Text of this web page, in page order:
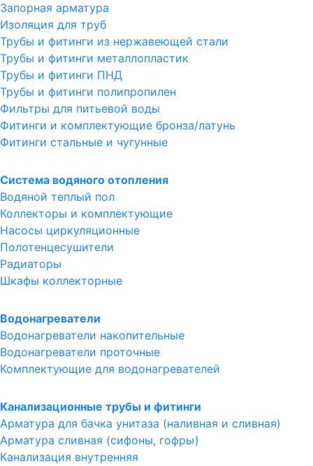
Запорная арматура
Изоляция для труб
Трубы и фитинги из нержавеющей стали
Трубы и фитинги металлопластик
Трубы и фитинги ПНД
Трубы и фитинги полипропилен
Фильтры для питьевой воды
Фитинги и комплектующие бронза/латунь
Фитинги стальные и чугунные
Система водяного отопления
Водяной теплый пол
Коллекторы и комплектующие
Насосы циркуляционные
Полотенцесушители
Радиаторы
Шкафы коллекторные
Водонагреватели
Водонагреватели накопительные
Водонагреватели проточные
Комплектующие для водонагревателей
Канализационные трубы и фитинги
Арматура для бачка унитаза (наливная и сливная)
Арматура сливная (сифоны, гофры)
Канализация внутренняя